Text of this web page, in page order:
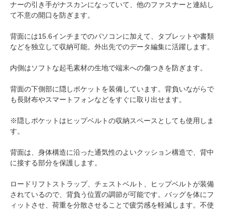
ナーの引き手がナスカンになっていて、他のファスナーと連結し
て不意の開口を防ぎます。
背面には15.6インチまでのパソコンに加えて、タブレットや書類
などを独立して収納可能。外出先でのデータ編集に活躍します。
内側はソフトな起毛素材の生地で端末への傷つきを防ぎます。
背面の下側部に隠しポケットを装備しています。背負いながらで
も長財布やスマートフォンなどをすぐに取り出せます。
※隠しポケットはヒップベルトの収納スペースとしても使用しま
す。
背面は、身体構造に沿った通気性のよいクッション構造で、背中
に接する部分を保護します。
ロードリフトストラップ、チェストベルト、ヒップベルトが装備
されているので、背負う位置の調節が可能です。バッグを体にフ
ィットさせ、荷重を分散させることで疲労感を軽減します。不使